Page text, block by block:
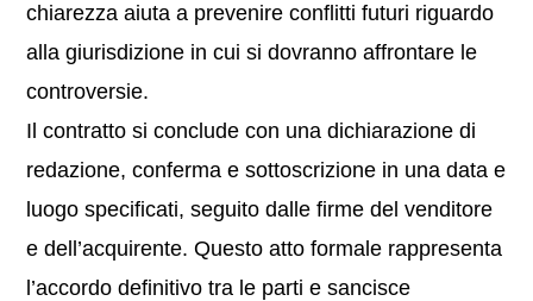
chiarezza aiuta a prevenire conflitti futuri riguardo
alla giurisdizione in cui si dovranno affrontare le
controversie.
Il contratto si conclude con una dichiarazione di
redazione, conferma e sottoscrizione in una data e
luogo specificati, seguito dalle firme del venditore
e dell’acquirente. Questo atto formale rappresenta
l’accordo definitivo tra le parti e sancisce